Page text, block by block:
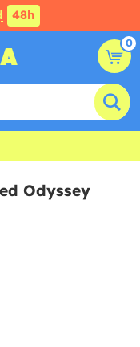
48h
0
Odyssey